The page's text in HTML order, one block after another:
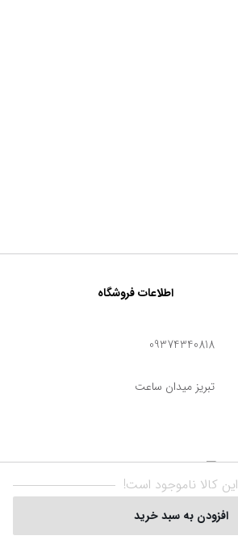
این کالا ناموجود است!
افزودن به سبد خرید
اطلاعات فروشگاه
09374340818
تبریز میدان ساعت